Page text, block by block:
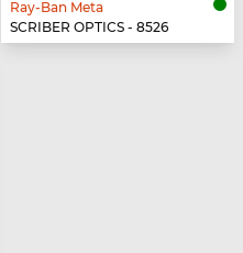
Ray-Ban Meta
SCRIBER OPTICS - 8526